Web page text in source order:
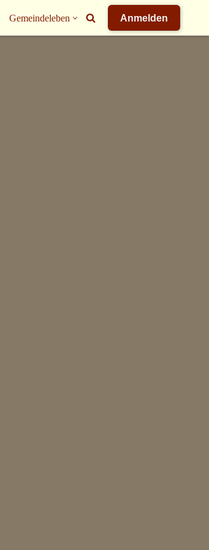
Gemeindeleben Anmelden